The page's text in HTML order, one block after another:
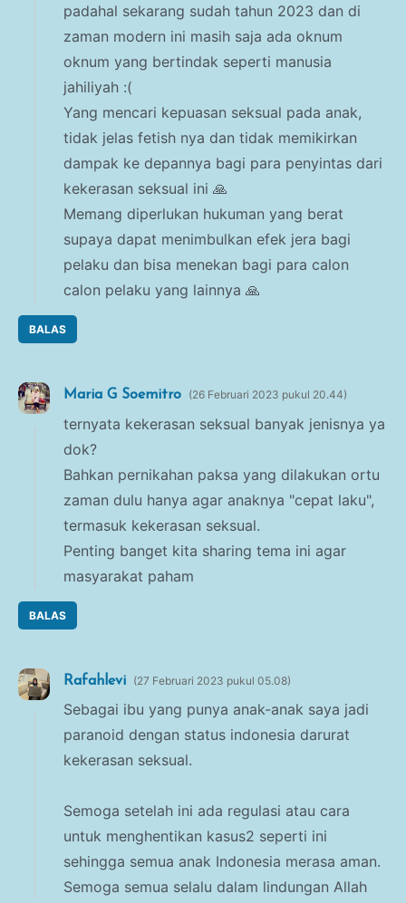
padahal sekarang sudah tahun 2023 dan di
zaman modern ini masih saja ada oknum
oknum yang bertindak seperti manusia
jahiliyah :(
Yang mencari kepuasan seksual pada anak,
tidak jelas fetish nya dan tidak memikirkan
dampak ke depannya bagi para penyintas dari
kekerasan seksual ini 🙏
Memang diperlukan hukuman yang berat
supaya dapat menimbulkan efek jera bagi
pelaku dan bisa menekan bagi para calon
calon pelaku yang lainnya 🙏
BALAS
Maria G Soemitro 26 Februari 2023 pukul 20.44
ternyata kekerasan seksual banyak jenisnya ya
dok?
Bahkan pernikahan paksa yang dilakukan ortu
zaman dulu hanya agar anaknya "cepat laku",
termasuk kekerasan seksual.
Penting banget kita sharing tema ini agar
masyarakat paham
BALAS
Rafahlevi 27 Februari 2023 pukul 05.08
Sebagai ibu yang punya anak-anak saya jadi
paranoid dengan status indonesia darurat
kekerasan seksual.
Semoga setelah ini ada regulasi atau cara
untuk menghentikan kasus2 seperti ini
sehingga semua anak Indonesia merasa aman.
Semoga semua selalu dalam lindungan Allah